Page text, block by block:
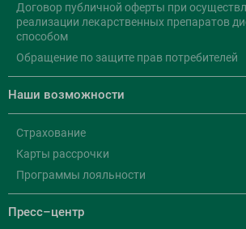
Договор публичной оферты при
реализации лекарственных препаратов
способом
Обращение по защите прав потребителей
Наши возможности
Страхование
Карты рассрочки
Программы лояльности
Пресс–центр